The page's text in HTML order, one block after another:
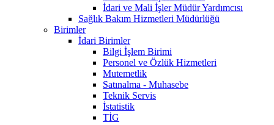
İdari ve Mali İşler Müdür Yardımcısı
Sağlık Bakım Hizmetleri Müdürlüğü
Birimler
İdari Birimler
Bilgi İşlem Birimi
Personel ve Özlük Hizmetleri
Mutemetlik
Satınalma - Muhasebe
Teknik Servis
İstatistik
TİG